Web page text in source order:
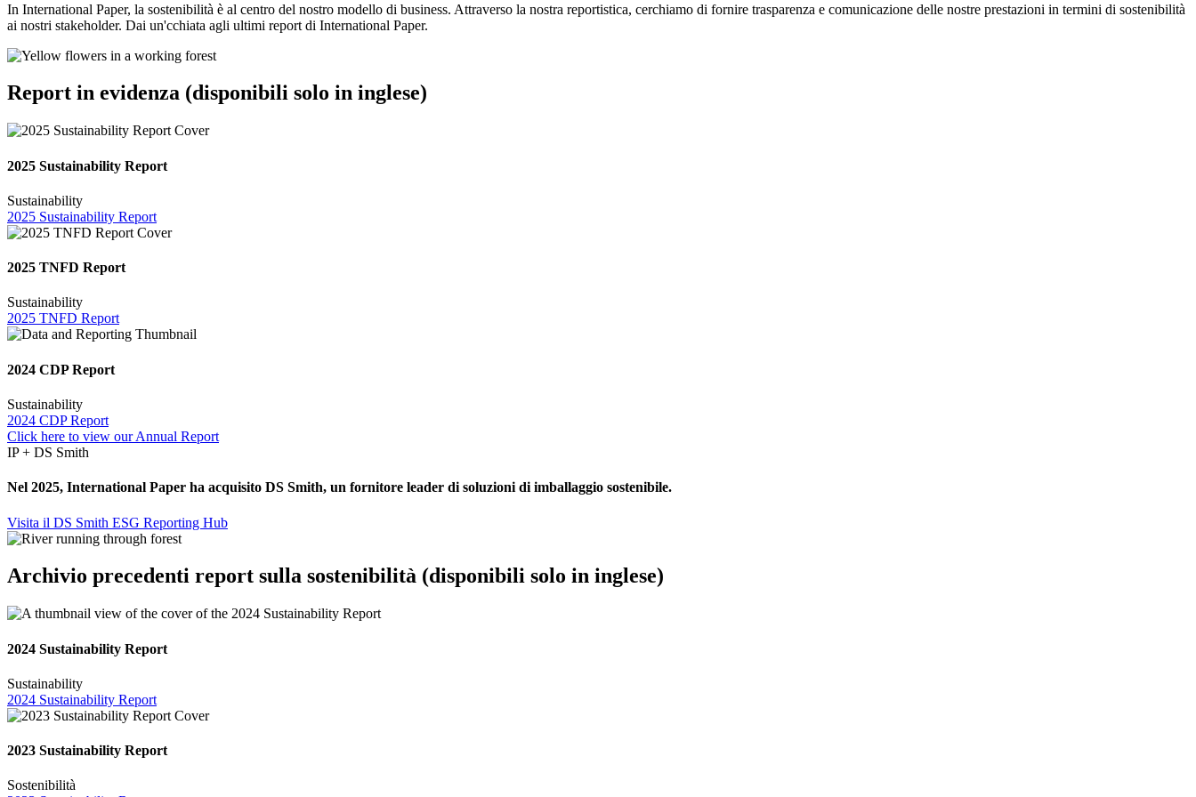
In International Paper, la sostenibilità è al centro del nostro modello di business. Attraverso la nostra reportistica, cerchiamo di fornire trasparenza e comunicazione delle nostre prestazioni in termini di sostenibilità
ai nostri stakeholder. Dai un'cchiata agli ultimi report di International Paper.
Report in evidenza (disponibili solo in inglese)
2025 Sustainability Report
Sustainability
2025 Sustainability Report
2025 TNFD Report
Sustainability
2025 TNFD Report
2024 CDP Report
Sustainability
2024 CDP Report
Click here to view our Annual Report
IP + DS Smith
Nel 2025, International Paper ha acquisito DS Smith, un fornitore leader di soluzioni di imballaggio sostenibile.
Visita il DS Smith ESG Reporting Hub
Archivio precedenti report sulla sostenibilità (disponibili solo in inglese)
2024 Sustainability Report
Sustainability
2024 Sustainability Report
2023 Sustainability Report
Sostenibilità